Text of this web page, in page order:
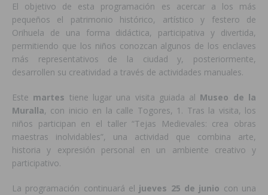
El objetivo de esta programación es acercar a los más
pequeños el patrimonio histórico, artístico y festero de
Orihuela de una forma didáctica, participativa y divertida,
permitiendo que los niños conozcan algunos de los enclaves
más representativos de la ciudad y, posteriormente,
desarrollen su creatividad a través de actividades manuales.
Este martes tiene lugar una visita guiada al Museo de la
Muralla, con inicio en la calle Togores, 1. Tras la visita, los
niños participan en el taller “Tejas Medievales: crea obras
maestras inolvidables”, una actividad que combina arte,
historia y expresión personal en un ambiente creativo y
participativo.
La programación continuará el jueves 25 de junio con una